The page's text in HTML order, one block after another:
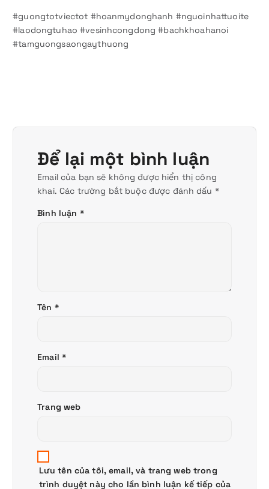
#guongtotviectot #hoanmydonghanh #nguoinhattuoite
#laodongtuhao #vesinhcongdong #bachkhoahanoi
#tamguongsaongaythuong
Để lại một bình luận
Email của bạn sẽ không được hiển thị công
khai. Các trường bắt buộc được đánh dấu *
Bình luận *
Tên *
Email *
Trang web
Lưu tên của tôi, email, và trang web trong
trình duyệt này cho lần bình luận kế tiếp của